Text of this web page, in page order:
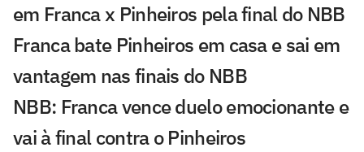
em Franca x Pinheiros pela final do NBB
Franca bate Pinheiros em casa e sai em
vantagem nas finais do NBB
NBB: Franca vence duelo emocionante e
vai à final contra o Pinheiros